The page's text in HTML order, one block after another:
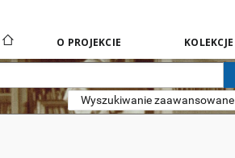
O PROJEKCIE KOLEKCJE
Wyszukiwanie zaawansowane